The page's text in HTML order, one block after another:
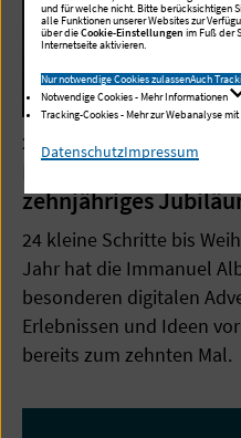
29.11.2024
zehnjähriges
24 kleine Schritte bis
Jahr hat die Immanuel
besonderen digitalen
Erlebnissen und Ideen
bereits zum zehnten Mal.
und für welche nicht. Bitte berücksichtigen
alle Funktionen unserer Websites zur
über dieCookie-Einstellungen im Fuß der
Internetseite aktivieren.
Nur notwendige Cookies zulassenAuch
Notwendige Cookies - Mehr Informationen
Tracking-Cookies - Mehr zur Webanalyse
DatenschutzImpressum